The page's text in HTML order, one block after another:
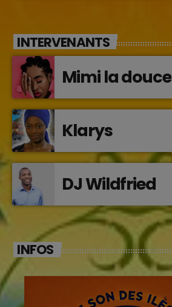
INTERVENANTS
Mimi la douce
Klarys
DJ Wildfried
INFOS